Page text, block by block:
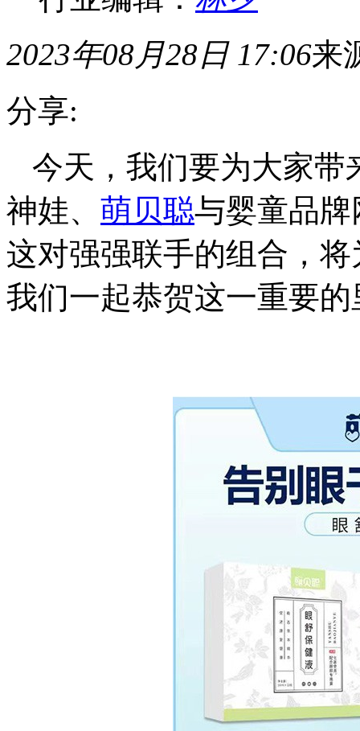
2023年08月28日 17:06来
分享:
今天，我们要为大家带
神娃、 萌贝聪与婴童品
这对强强联手的组合，
我们一起恭贺这一重要